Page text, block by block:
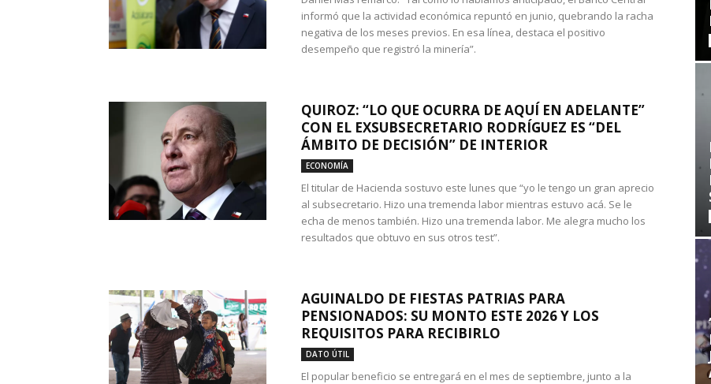
informó que la actividad económica repuntó en junio, quebrando la racha
negativa de los meses previos. En esa línea, destaca el positivo
desempeño que registró la minería”.
QUIROZ: “LO QUE OCURRA DE AQUÍ EN ADELANTE”
CON EL EXSUBSECRETARIO RODRÍGUEZ ES “DEL
ÁMBITO DE DECISIÓN” DE INTERIOR
ECONOMÍA
El titular de Hacienda sostuvo este lunes que “yo le tengo un gran aprecio
al subsecretario. Hizo una tremenda labor mientras estuvo acá. Se le
echa de menos también. Hizo una tremenda labor. Me alegra mucho los
resultados que obtuvo en sus otros test”.
AGUINALDO DE FIESTAS PATRIAS PARA
PENSIONADOS: SU MONTO ESTE 2026 Y LOS
REQUISITOS PARA RECIBIRLO
DATO ÚTIL
El popular beneficio se entregará en el mes de septiembre, junto a la